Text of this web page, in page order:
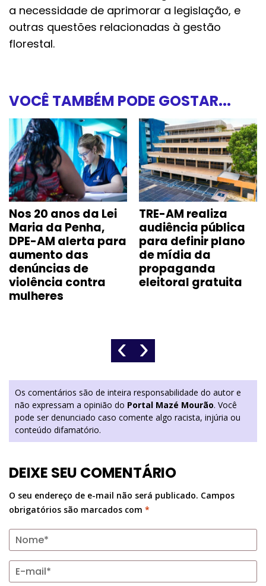
a necessidade de aprimorar a legislação, e
outras questões relacionadas à gestão
florestal.
VOCÊ TAMBÉM PODE GOSTAR...
Nos 20 anos da Lei
Maria da Penha,
DPE-AM alerta para
aumento das
denúncias de
violência contra
mulheres
TRE-AM realiza
audiência pública
para definir plano
de mídia da
propaganda
eleitoral gratuita
‹ ›
Os comentários são de inteira responsabilidade do autor e
não expressam a opinião do Portal Mazé Mourão. Você
pode ser denunciado caso comente algo racista, injúria ou
conteúdo difamatório.
DEIXE SEU COMENTÁRIO
O seu endereço de e-mail não será publicado. Campos
obrigatórios são marcados com *